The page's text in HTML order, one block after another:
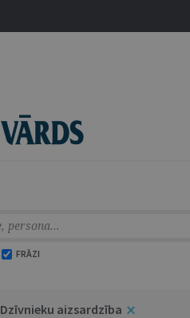
FRĀZI
Dzīvnieku aizsardzība